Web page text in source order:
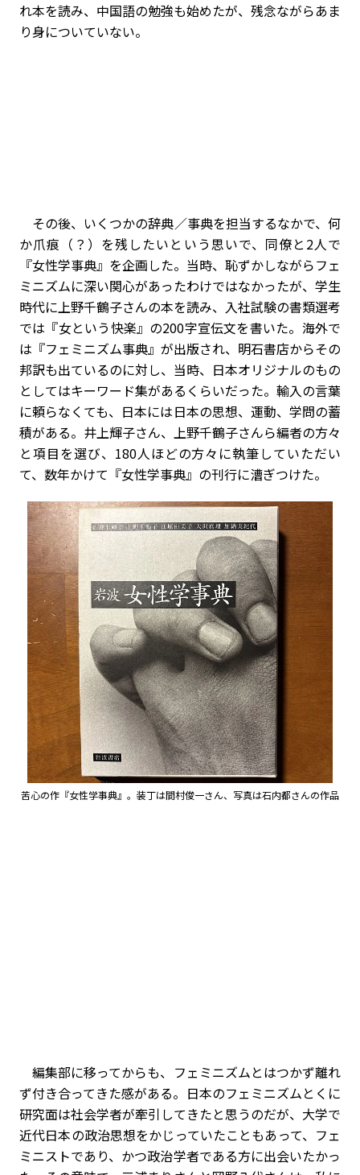
れ本を読み、中国語の勉強も始めたが、残念ながらあま
り身についていない。
その後、いくつかの辞典／事典を担当するなかで、何
か爪痕（？）を残したいという思いで、同僚と2人で
『女性学事典』を企画した。当時、恥ずかしながらフェ
ミニズムに深い関心があったわけではなかったが、学生
時代に上野千鶴子さんの本を読み、入社試験の書類選考
では『女という快楽』の200字宣伝文を書いた。海外で
は『フェミニズム事典』が出版され、明石書店からその
邦訳も出ているのに対し、当時、日本オリジナルのもの
としてはキーワード集があるくらいだった。輸入の言葉
に頼らなくても、日本には日本の思想、運動、学問の蓄
積がある。井上輝子さん、上野千鶴子さんら編者の方々
と項目を選び、180人ほどの方々に執筆していただい
て、数年かけて『女性学事典』の刊行に漕ぎつけた。
苦心の作『女性学事典』。装丁は間村俊一さん、写真は石内都さんの作品
編集部に移ってからも、フェミニズムとはつかず離れ
ず付き合ってきた感がある。日本のフェミニズム――とくに
研究面――は社会学者が牽引してきたと思うのだが、大学で
近代日本の政治思想をかじっていたこともあって、フェ
ミニストであり、かつ政治学者である方に出会いたかっ